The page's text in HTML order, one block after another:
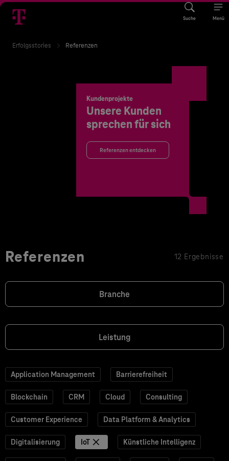
Suche Menü
Erfolgsstories Referenzen
Kundenprojekte
Unsere Kunden
sprechen für sich
Referenzen entdecken
Referenzen 12 Ergebnisse
Branche
Leistung
Application Management Barrierefreiheit
Blockchain CRM Cloud Consulting
Customer Experience Data Platform & Analytics
Digitalisierung IoT Künstliche Intelligenz